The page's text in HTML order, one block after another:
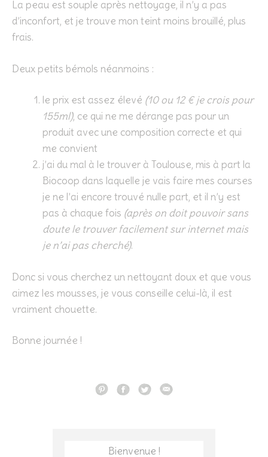
La peau est souple après nettoyage, il n’y a pas
d’inconfort, et je trouve mon teint moins brouillé, plus
frais.
Deux petits bémols néanmoins :
le prix est assez élevé (10 ou 12 € je crois pour
155ml), ce qui ne me dérange pas pour un
produit avec une composition correcte et qui
me convient
j’ai du mal à le trouver à Toulouse, mis à part la
Biocoop dans laquelle je vais faire mes courses
je ne l’ai encore trouvé nulle part, et il n’y est
pas à chaque fois (après on doit pouvoir sans
doute le trouver facilement sur internet mais
je n’ai pas cherché).
Donc si vous cherchez un nettoyant doux et que vous
aimez les mousses, je vous conseille celui-là, il est
vraiment chouette.
Bonne journée !
Bienvenue !